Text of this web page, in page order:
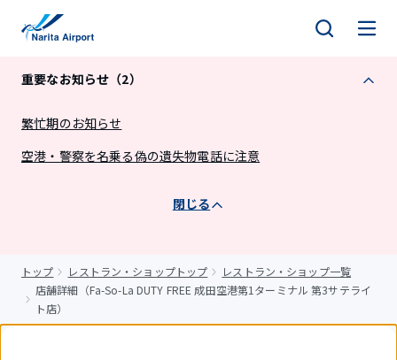
重要なお知らせ（2）
繁忙期のお知らせ
空港・警察を名乗る偽の遺失物電話に注意
閉じる
トップ レストラン・ショップトップ
レストラン・ショップ一覧
店舗詳細（Fa-So-La DUTY FREE 成田空港第1ターミナル 第3サテライ
ト店）